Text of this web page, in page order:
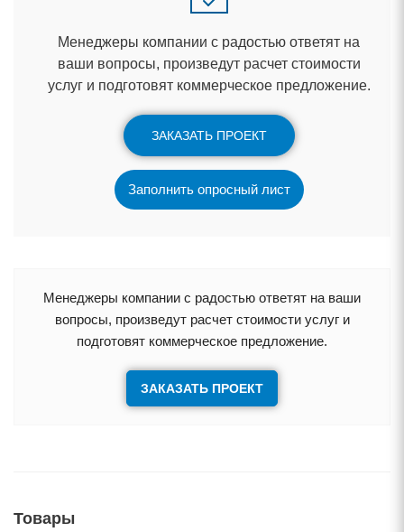
Менеджеры компании с радостью ответят на
аши вопросы, произведут расчет стоимости
услуг и подготовят коммерческое предложение.
ЗАКАЗАТЬ ПРОЕКТ
Заполнить опросный лист
Менеджеры компании с радостью ответят на ваши
опросы, произведут расчет стоимости услуг и
подготовят коммерческое предложение.
ЗАКАЗАТЬ ПРОЕКТ
Товары